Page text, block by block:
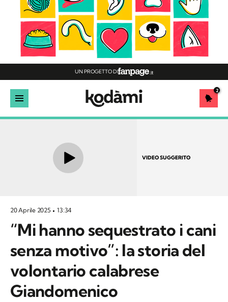
UN PROGETTO DI
2
VIDEO SUGGERITO
20 Aprile 2025 13:34
“Mi hanno sequestrato i cani
senza motivo”: la storia del
volontario calabrese
Giandomenico